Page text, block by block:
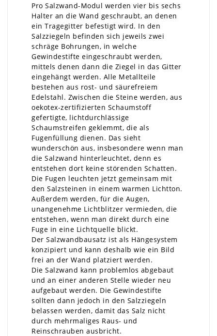
Pro Salzwand-Modul werden vier bis sechs
Halter an die Wand geschraubt, an denen
ein Tragegitter befestigt wird. In den
Salzziegeln befinden sich jeweils zwei
schräge Bohrungen, in welche
Gewindestifte eingeschraubt werden,
mittels denen dann die Ziegel in das Gitter
eingehängt werden. Alle Metallteile
bestehen aus rost- und säurefreiem
Edelstahl. Zwischen die Steine werden, aus
oekotex-zertifizierten Schaumstoff
gefertigte, lichtdurchlässige
Schaumstreifen geklemmt, die als
Fugenfüllung dienen. Das sieht
wunderschön aus, insbesondere wenn man
die Salzwand hinterleuchtet, denn es
entstehen dort keine störenden Schatten.
Die Fugen leuchten jetzt gemeinsam mit
den Salzsteinen in einem warmen Lichtton.
Außerdem werden, für die Augen,
unangenehme Lichtblitzer vermieden, die
entstehen, wenn man direkt durch eine
Fuge in eine Lichtquelle blickt.
Der Salzwandbausatz ist als Hängesystem
konzipiert und kann deshalb wie ein Bild
frei an der Wand platziert werden.
Die Salzwand kann problemlos abgebaut
und an einer anderen Stelle wieder neu
aufgebaut werden. Die Gewindestifte
sollten dann jedoch in den Salzziegeln
belassen werden, damit das Salz nicht
durch mehrmaliges Raus- und
Reinschrauben ausbricht.